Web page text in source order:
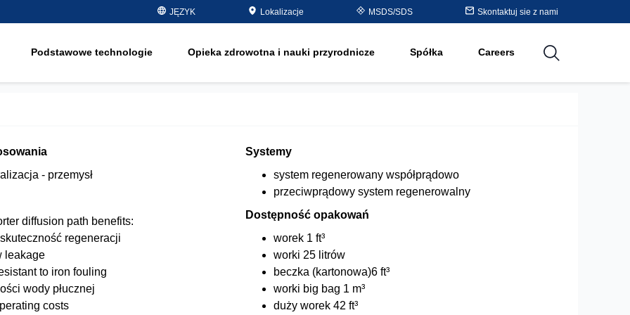
JĘZYK Lokalizacje MSDS/SDS Skontaktuj sie z nami
Podstawowe technologie Opieka zdrowotna i nauki przyrodnicze Spółka Careers
półprzewodniki - elektronika
usuwanie substancji
zmiękczanie
Water Purity Solutions
Purolite™ Resin Periodic
Table
- przemysł
diffusion path benefits:
regeneracji
leakage
to iron fouling
wody płucznej
costs
Systemy
system regenerowany współprądowo
przeciwprądowy system regenerowalny
Dostępność opakowań
worek 1 ft³
worki 25 litrów
beczka (kartonowa)6 ft³
worki big bag 1 m³
duży worek 42 ft³